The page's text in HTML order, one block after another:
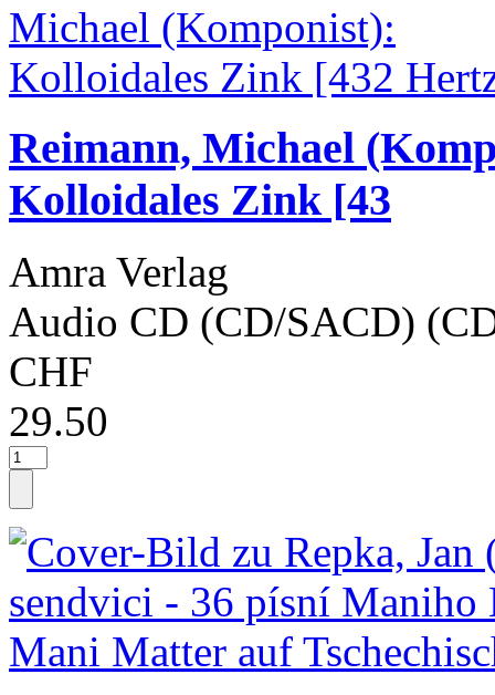
Reimann, Michael
Kolloidales Zink [43
Amra Verlag
Audio CD (CD/SACD)
CHF
29.50